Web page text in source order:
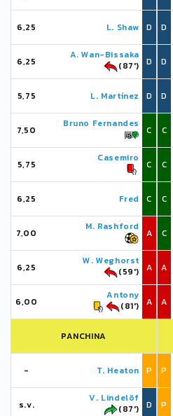
6,25 L. Shaw D
6,25
A. Wan-Bissaka
(87')
D
5,75 L. Martínez D
7,50
Bruno Fernandes
C
5,75
Casemiro
C
6,25 Fred C
7,00
M. Rashford
A
6,25
W. Weghorst
(59')
A
6,00
Antony
(81')
A
PANCHINA
- T. Heaton P
s.v.
V. Lindelöf
(87')
D
D
D
D
C
C
C
C
A
A
P
P